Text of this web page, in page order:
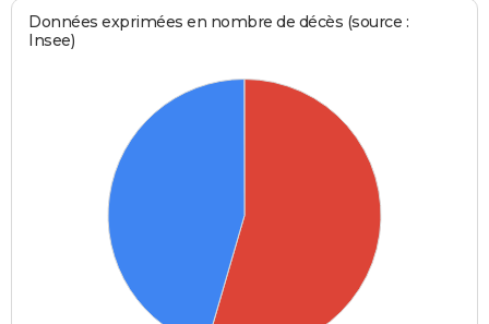
Données exprimées en nombre de décès (source :
Insee)